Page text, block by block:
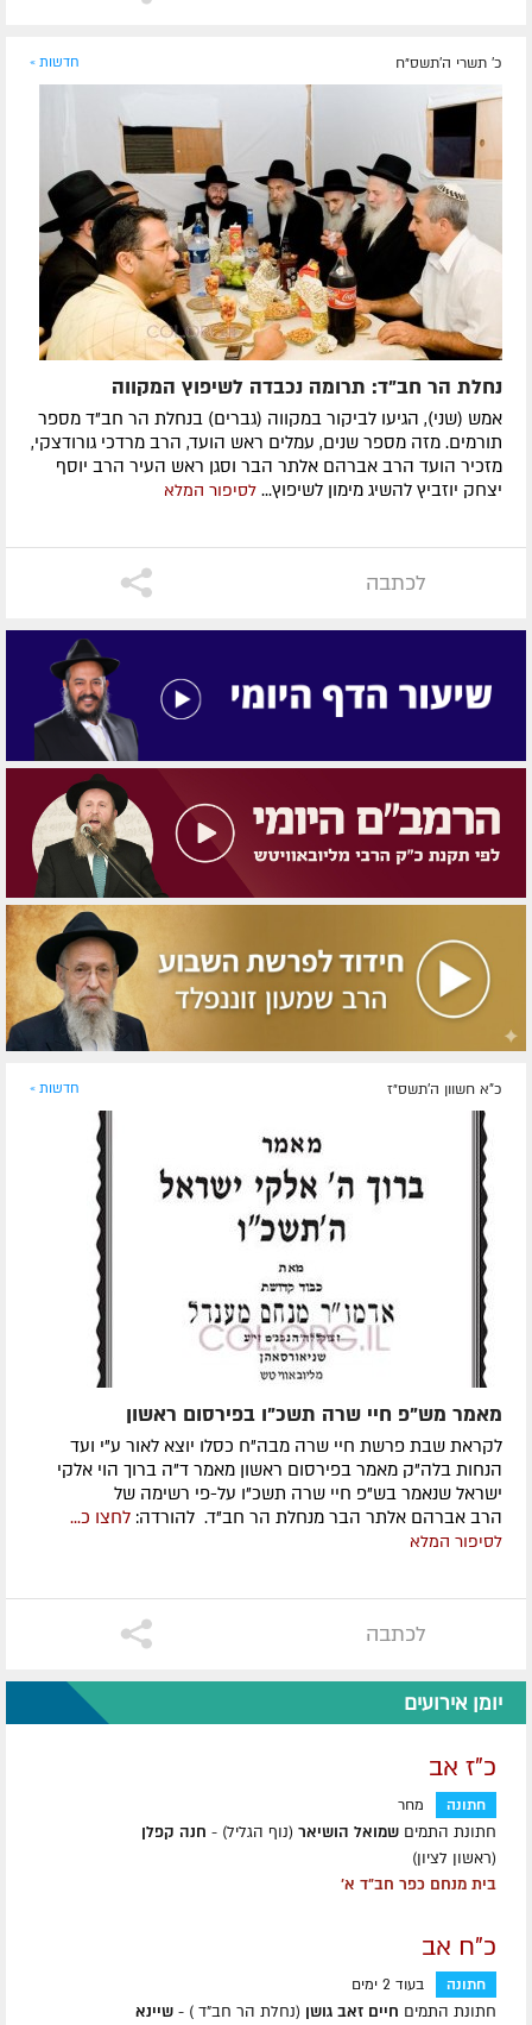
כ' תשרי ה׳תשס״ח חדשות »
נחלת הר חב"ד: תרומה נכבדה לשיפוץ המקווה
אמש (שני), הגיעו לביקור במקווה (גברים) בנחלת הר חב"ד מספר
תורמים. מזה מספר שנים, עמלים ראש הועד, הרב מרדכי גורודצקי,
מזכיר הועד הרב אברהם אלתר הבר וסגן ראש העיר הרב יוסף
יצחק יוזביץ להשיג מימון לשיפוץ... לסיפור המלא
לכתבה
כ"א חשוון ה׳תשס״ז חדשות »
מאמר מש"פ חיי שרה תשכ"ו בפירסום ראשון
לקראת שבת פרשת חיי שרה מבה"ח כסלו יוצא לאור ע"י ועד
הנחות בלה"ק מאמר בפירסום ראשון מאמר ד"ה ברוך הוי אלקי
ישראל שנאמר בש"פ חיי שרה תשכ"ו על-פי רשימה של
הרב אברהם אלתר הבר מנחלת הר חב"ד. להורדה: לחצו כ...
לסיפור המלא
לכתבה
יומן אירועים
כ"ז אב
חתונה מחר
חתונת התמים שמואל הושיאר (נוף הגליל) - חנה קפלן
(ראשון לציון)
בית מנחם כפר חב"ד א'
כ"ח אב
חתונה בעוד 2 ימים
חתונת התמים חיים זאב גושן (נחלת הר חב"ד ) - שיינא